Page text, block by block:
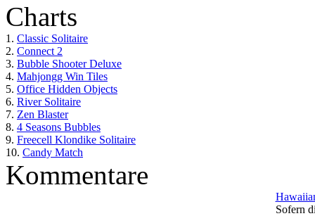
Charts
1. Classic Solitaire
2. Connect 2
3. Bubble Shooter Deluxe
4. Mahjongg Win Tiles
5. Office Hidden Objects
6. River Solitaire
7. Zen Blaster
8. 4 Seasons Bubbles
9. Freecell Klondike Solitaire
10. Candy Match
Kommentare
Sofern